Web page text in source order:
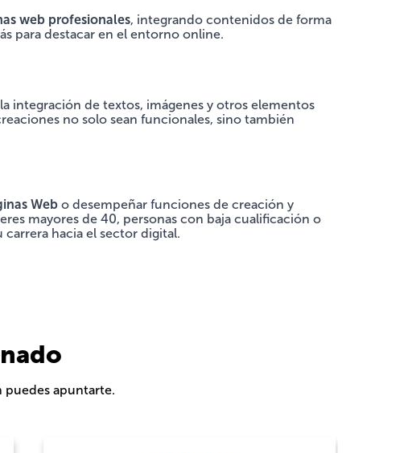
web profesionales, integrando contenidos de forma
para destacar en el entorno online.
integración de textos, imágenes y otros elementos
no solo sean funcionales, sino también
Web o desempeñar funciones de creación y
mayores de 40, personas con baja cualificación o
carrera hacia el sector digital.
puedes apuntarte.